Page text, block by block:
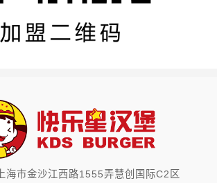
上海市金沙江西路1555弄慧创国际C2区